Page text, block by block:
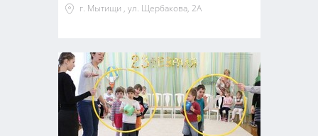
г. Мытищи , ул. Щербакова, 2А